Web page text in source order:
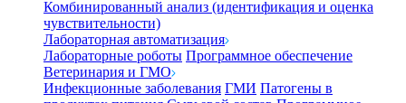
Комбинированный анализ (идентификация и оценка
чувствительности)
Лабораторная автоматизация
Лабораторные роботы Программное обеспечение
Ветеринария и ГМО
Инфекционные заболевания ГМИ Патогены в